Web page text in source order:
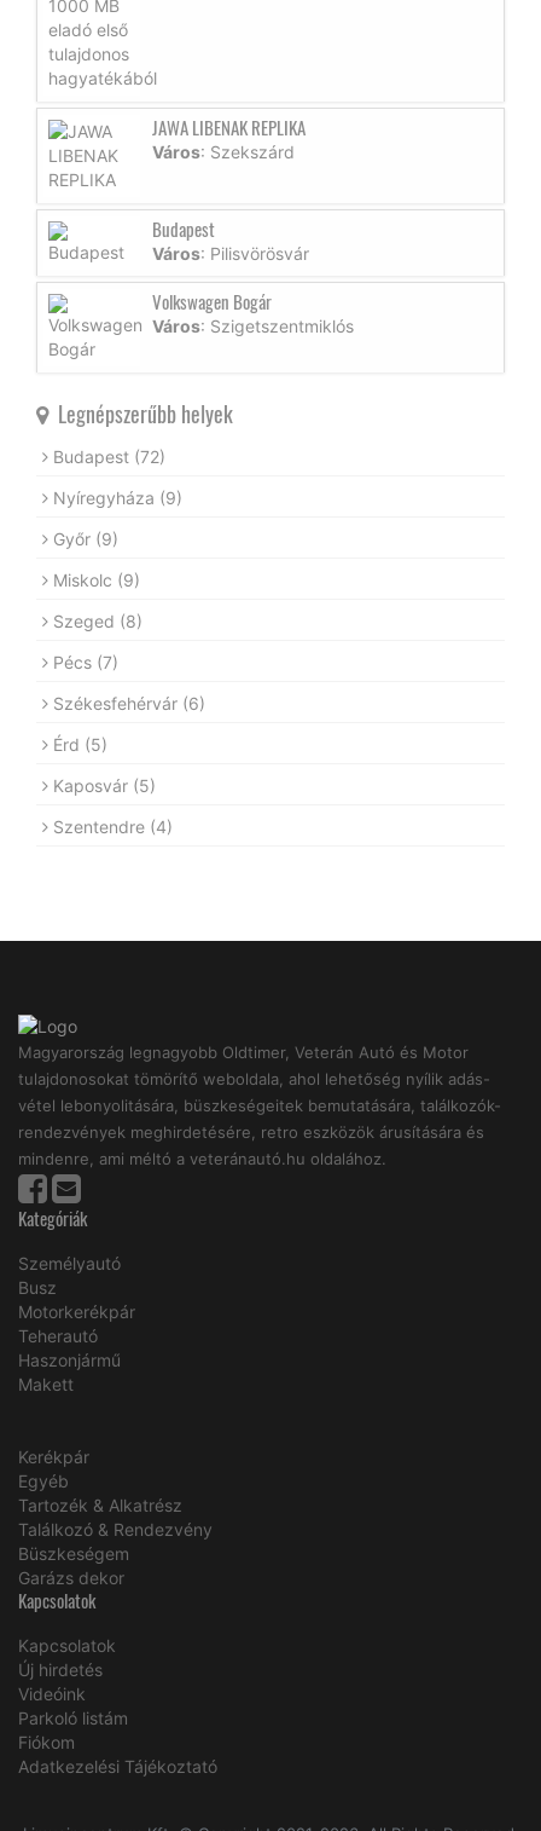
JAWA LIBENAK REPLIKA
Város: Szekszárd
Budapest
Város: Pilisvörösvár
Volkswagen Bogár
Város: Szigetszentmiklós
Legnépszerűbb helyek
Budapest (72)
Nyíregyháza (9)
Győr (9)
Miskolc (9)
Szeged (8)
Pécs (7)
Székesfehérvár (6)
Érd (5)
Kaposvár (5)
Szentendre (4)
Magyarország legnagyobb Oldtimer, Veterán Autó és Motor
tulajdonosokat tömörítő weboldala, ahol lehetőség nyílik adás-
vétel lebonyolitására, büszkeségeitek bemutatására, találkozók-
rendezvények meghirdetésére, retro eszközök árusítására és
mindenre, ami méltó a veteránautó.hu oldalához.
Kategóriák
Személyautó
Busz
Motorkerékpár
Teherautó
Haszonjármű
Makett
Kerékpár
Egyéb
Tartozék & Alkatrész
Találkozó & Rendezvény
Büszkeségem
Garázs dekor
Kapcsolatok
Kapcsolatok
Új hirdetés
Videóink
Parkoló listám
Fiókom
Adatkezelési Tájékoztató